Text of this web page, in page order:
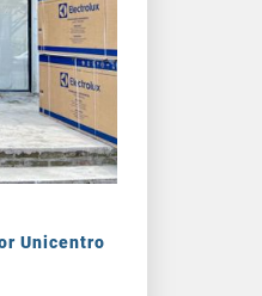
Unicentro